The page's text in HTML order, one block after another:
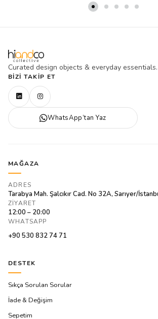
Curated design objects & everyday essentials.
BIZI TAKIP ET
WhatsApp’tan Yaz
MAĞAZA
ADRES
Tarabya Mah. Şalcıkır Cad. No 32A, Sarıyer/
ZIYARET
12:00 – 20:00
WHATSAPP
+90 530 832 74 71
DESTEK
Sıkça Sorulan Sorular
İade & Değişim
Sepetim